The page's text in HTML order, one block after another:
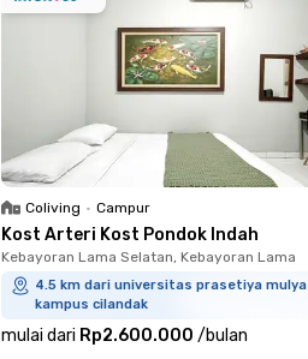
Coliving • Campur
Kost Arteri Kost Pondok Indah
Kebayoran Lama Selatan, Kebayoran Lama
4.5 km dari universitas prasetiya mulya
kampus cilandak
mulai dari Rp2.600.000 /bulan